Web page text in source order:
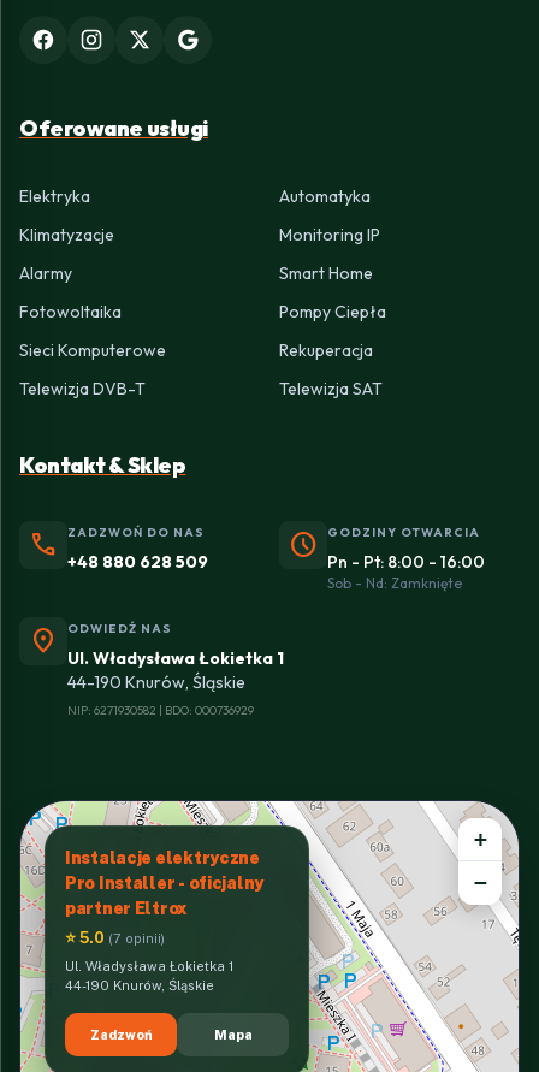
Oferowane usługi
Elektryka
Automatyka
Klimatyzacje
Monitoring IP
Alarmy
Smart Home
Fotowoltaika
Pompy Ciepła
Sieci Komputerowe
Rekuperacja
Telewizja DVB-T
Telewizja SAT
Kontakt & Sklep
phone ZADZWOŃ DO NAS
+48 880 628 509 schedule GODZINY OTWARCIA
Pn - Pt: 8:00 - 16:00
Sob - Nd: Zamknięte
location_on ODWIEDŹ NAS
Ul. Władysława Łokietka 1
44-190 Knurów, Śląskie
NIP: 6271930582 | BDO: 000736929
Instalacje elektryczne
Pro Installer - oficjalny
partner Eltrox
⭐ 5.0 (7 opinii)
Ul. Władysława Łokietka 1
44-190 Knurów, Śląskie
Zadzwoń Mapa
+
−